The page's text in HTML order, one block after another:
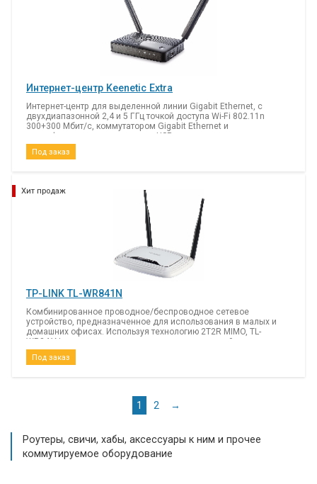
Интернет-центр Keenetic Extra
Интернет-центр для выделенной линии Gigabit Ethernet, с
двухдиапазонной 2,4 и 5 ГГц точкой доступа Wi-Fi 802.11n
300+300 Мбит/с, коммутатором Gigabit Ethernet и
многофункциональным хостом USB
Под заказ
Хит продаж
TP-LINK TL-WR841N
Комбинированное проводное/беспроводное сетевое
устройство, предназначенное для использования в малых и
домашних офисах. Используя технологию 2T2R MIMO, TL-
WR841N позволяет создать сеть со сверхвысокой скоростью
передачи данных, благодаря чему возможен онлайн-просмотр
видео высокой четкости.
Под заказ
1 2 →
Роутеры, свичи, хабы, аксессуары к ним и прочее
коммутируемое оборудование